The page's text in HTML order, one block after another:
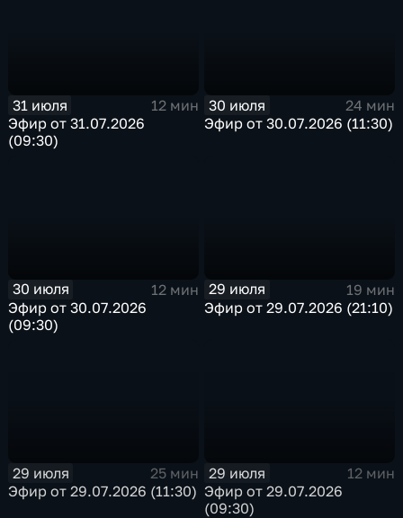
31 июля
12 мин
Эфир от 31.07.2026
(09:30)
30 июля
24 мин
Эфир от 30.07.2026 (11:30)
30 июля
12 мин
Эфир от 30.07.2026
(09:30)
29 июля
19 мин
Эфир от 29.07.2026 (21:10)
29 июля
25 мин
Эфир от 29.07.2026 (11:30)
29 июля
12 мин
Эфир от 29.07.2026
(09:30)